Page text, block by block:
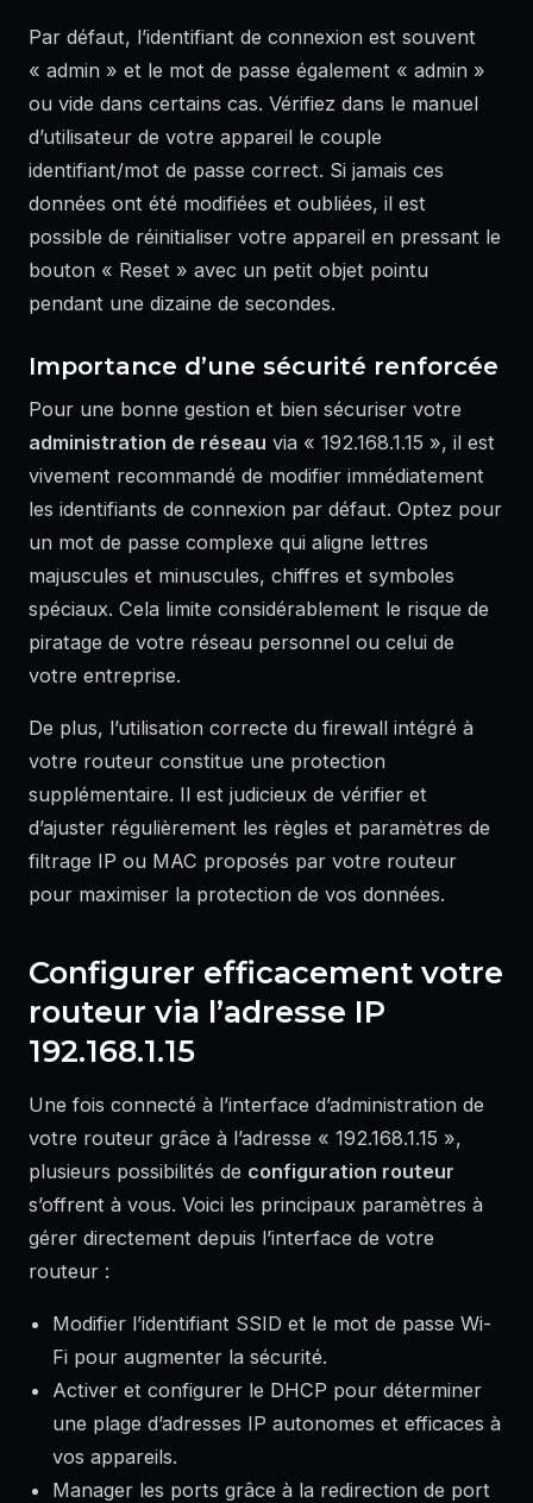
Par défaut, l’identifiant de connexion est souvent
« admin » et le mot de passe également « admin »
ou vide dans certains cas. Vérifiez dans le manuel
d’utilisateur de votre appareil le couple
identifiant/mot de passe correct. Si jamais ces
données ont été modifiées et oubliées, il est
possible de réinitialiser votre appareil en pressant le
bouton « Reset » avec un petit objet pointu
pendant une dizaine de secondes.
Importance d’une sécurité renforcée
Pour une bonne gestion et bien sécuriser votre
administration de réseau via « 192.168.1.15 », il est
vivement recommandé de modifier immédiatement
les identifiants de connexion par défaut. Optez pour
un mot de passe complexe qui aligne lettres
majuscules et minuscules, chiffres et symboles
spéciaux. Cela limite considérablement le risque de
piratage de votre réseau personnel ou celui de
votre entreprise.
De plus, l’utilisation correcte du firewall intégré à
votre routeur constitue une protection
supplémentaire. Il est judicieux de vérifier et
d’ajuster régulièrement les règles et paramètres de
filtrage IP ou MAC proposés par votre routeur
pour maximiser la protection de vos données.
Configurer efficacement votre
routeur via l’adresse IP
192.168.1.15
Une fois connecté à l’interface d’administration de
votre routeur grâce à l’adresse « 192.168.1.15 »,
plusieurs possibilités de configuration routeur
s’offrent à vous. Voici les principaux paramètres à
gérer directement depuis l’interface de votre
routeur :
Modifier l’identifiant SSID et le mot de passe Wi-
Fi pour augmenter la sécurité.
Activer et configurer le DHCP pour déterminer
une plage d’adresses IP autonomes et efficaces à
vos appareils.
Manager les ports grâce à la redirection de port